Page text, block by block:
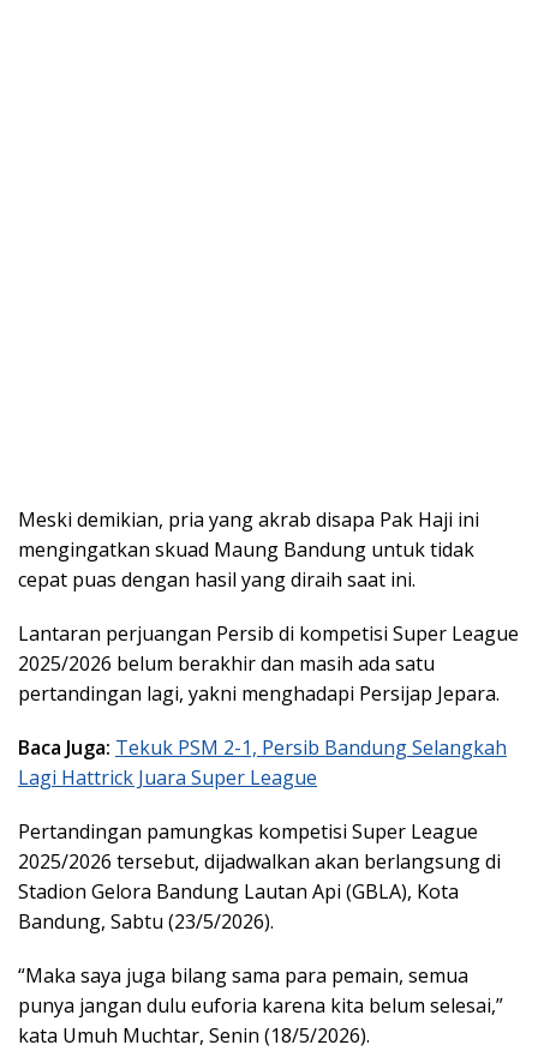
Meski demikian, pria yang akrab disapa Pak Haji ini
mengingatkan skuad Maung Bandung untuk tidak
cepat puas dengan hasil yang diraih saat ini.
Lantaran perjuangan Persib di kompetisi Super League
2025/2026 belum berakhir dan masih ada satu
pertandingan lagi, yakni menghadapi Persijap Jepara.
Baca Juga: Tekuk PSM 2-1, Persib Bandung Selangkah
Lagi Hattrick Juara Super League
Pertandingan pamungkas kompetisi Super League
2025/2026 tersebut, dijadwalkan akan berlangsung di
Stadion Gelora Bandung Lautan Api (GBLA), Kota
Bandung, Sabtu (23/5/2026).
“Maka saya juga bilang sama para pemain, semua
punya jangan dulu euforia karena kita belum selesai,”
kata Umuh Muchtar, Senin (18/5/2026).